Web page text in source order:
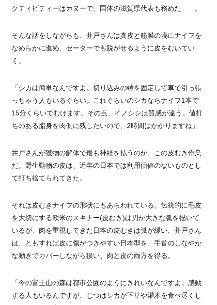
クティビティーはカヌーで、国体の滋賀県代表も務めた――。
そんな話をしながらも、井戸さんは真皮と筋膜の境にナイフを
なめらかに進め、セーターでも脱がせるように皮をむいてい
く。
「シカは簡単なんですよ。切り込みの端を固定して車で引っ張
っちゃう人もいるぐらい。これぐらいのシカならナイフ1本で
15分くらいでむけます。その点、イノシシは質感が違う。値打
ちのある脂身を肉側に残したいので、2時間はかかりますね」
井戸さんが獲物の解体で最も神経を払うのが、この皮むき作業
だ。野生動物の皮は、近年の日本では利用価値のないものとし
て打ち捨てられてきた。
それは皮むきナイフの形状にもあらわれている。伝統的に毛皮
を大切にする欧米のスキナー(皮むき)は刃が大きな弧を描いて
いるが、肉を重視してきた日本の皮むきは弧が緩い。井戸さん
は、ともすれば皮に傷がつきやすい日本型を、手首のしなやか
な動きでカバーしながら扱い、肉と皮の両方を得る。
「今の富士山の森は都市公園のようにきれいなんですよ。感動
する人もいるんですが、じつはシカが下草や灌木を食べ尽くし